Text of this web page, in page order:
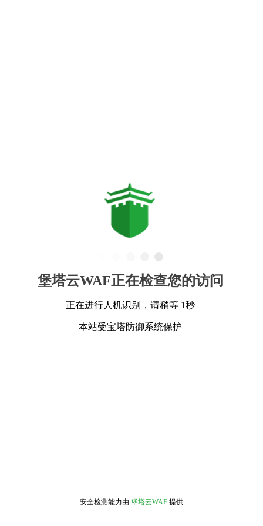
堡塔云WAF正在检查您的访问
正在进行人机识别，请稍等 1秒
本站受宝塔防御系统保护
安全检测能力由 堡塔云WAF 提供